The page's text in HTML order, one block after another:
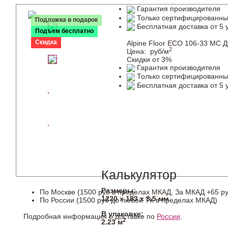
Подложка в подарок
Подъем бесплатно
Скидка
Гарантия производителя
Только
Бесплатная доставка от 5
Alpine Floor ECO 106-33 MC
Цена:
руб/м2
Скидки от 3%
Гарантия производителя
Только
Бесплатная доставка от 5
Калькулятор
Размеры:
1220 х 183 х 3,5 мм
В упаковке:
2.23 м2
По Москве (1500 руб в пределах МКАД. За МКАД +65
По России (1500 руб до любой ТК в пределах МКАД)
Подробная информация о доставке по России.